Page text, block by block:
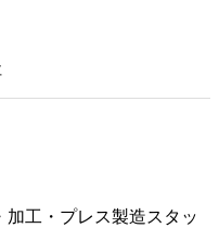
加工・プレス製造スタッ